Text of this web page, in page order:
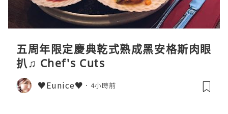
五周年限定慶典乾式熟成黑安格斯肉眼
扒♫ Chef's Cuts
♥Eunice♥ 4小時前